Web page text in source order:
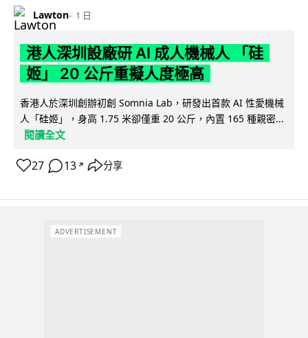
Lawton 1 日
港人深圳設廠研 AI 成人機械人 「硅
姬」 20 公斤重擬人度極高
香港人於深圳創辦初創 Somnia Lab，研發出首款 AI 性愛機械
人「硅姬」，身高 1.75 米卻僅重 20 公斤，內置 165 種親密...
閱讀全文
27 13 ↗ 分享
ADVERTISEMENT